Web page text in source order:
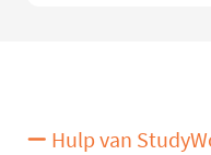
Hulp van